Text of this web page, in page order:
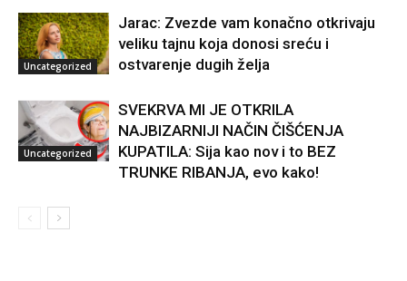
Uncategorized
Jarac: Zvezde vam konačno otkrivaju
veliku tajnu koja donosi sreću i
ostvarenje dugih želja
Uncategorized
SVEKRVA MI JE OTKRILA
NAJBIZARNIJI NAČIN ČIŠĆENJA
KUPATILA: Sija kao nov i to BEZ
TRUNKE RIBANJA, evo kako!